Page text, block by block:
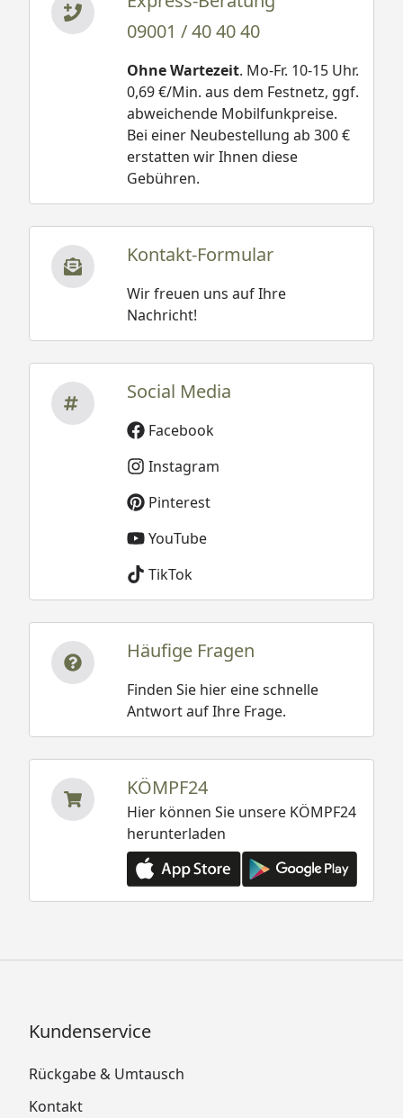
09001 / 40 40 40
Ohne Wartezeit. Mo-Fr. 10-15 Uhr.
0,69 €/Min. aus dem Festnetz, ggf.
abweichende Mobilfunkpreise.
Bei einer Neubestellung ab 300 €
erstatten wir Ihnen diese
Gebühren.
Kontakt-Formular
Wir freuen uns auf Ihre
Nachricht!
Social Media
Facebook
Instagram
Pinterest
YouTube
TikTok
Häufige Fragen
Finden Sie hier eine schnelle
Antwort auf Ihre Frage.
KÖMPF24
Hier können Sie unsere KÖMPF24
herunterladen
Kundenservice
Rückgabe & Umtausch
Kontakt